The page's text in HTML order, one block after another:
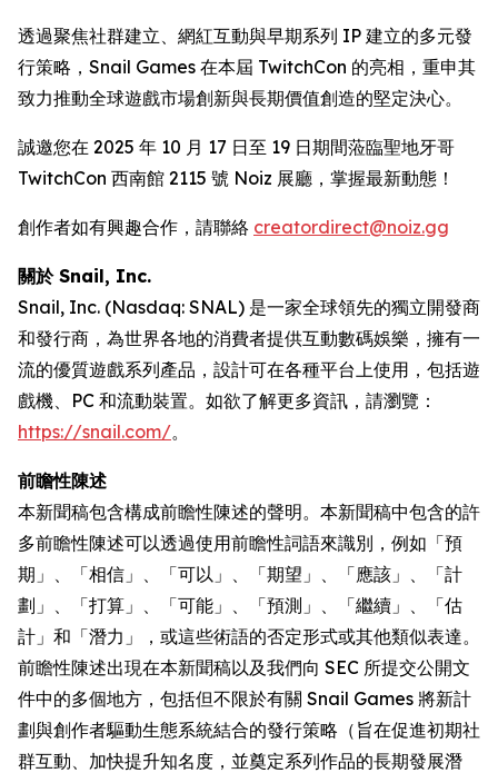
透過聚焦社群建立、網紅互動與早期系列 IP 建立的多元發
行策略，Snail Games 在本屆 TwitchCon 的亮相，重申其
致力推動全球遊戲市場創新與長期價值創造的堅定決心。
誠邀您在 2025 年 10 月 17 日至 19 日期間蒞臨聖地牙哥
TwitchCon 西南館 2115 號 Noiz 展廳，掌握最新動態！
創作者如有興趣合作，請聯絡 creatordirect@noiz.gg
關於 Snail, Inc.
Snail, Inc. (Nasdaq: SNAL) 是一家全球領先的獨立開發商
和發行商，為世界各地的消費者提供互動數碼娛樂，擁有一
流的優質遊戲系列產品，設計可在各種平台上使用，包括遊
戲機、PC 和流動裝置。如欲了解更多資訊，請瀏覽：
https://snail.com/。
前瞻性陳述
本新聞稿包含構成前瞻性陳述的聲明。本新聞稿中包含的許
多前瞻性陳述可以透過使用前瞻性詞語來識別，例如「預
期」、「相信」、「可以」、「期望」、「應該」、「計
劃」、「打算」、「可能」、「預測」、「繼續」、「估
計」和「潛力」，或這些術語的否定形式或其他類似表達。
前瞻性陳述出現在本新聞稿以及我們向 SEC 所提交公開文
件中的多個地方，包括但不限於有關 Snail Games 將新計
劃與創作者驅動生態系統結合的發行策略（旨在促進初期社
群互動、加快提升知名度，並奠定系列作品的長期發展潛